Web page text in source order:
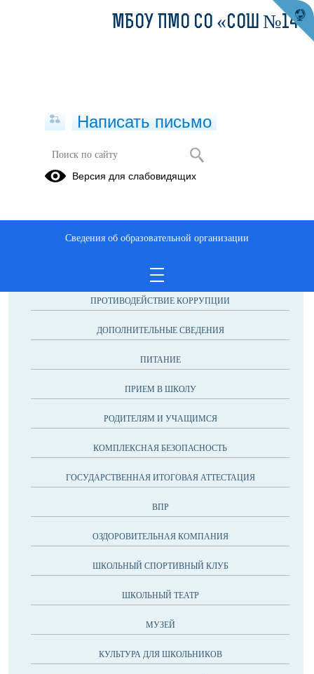
ЮНЫЕ ИНСПЕКТОРА ДВИЖЕНИЯ
ОБРАЩЕНИЯ ГРАЖДАН
ПРОТИВОДЕЙСТВИЕ КОРРУПЦИИ
ДОПОЛНИТЕЛЬНЫЕ СВЕДЕНИЯ
ПИТАНИЕ
ПРИЕМ В ШКОЛУ
РОДИТЕЛЯМ И УЧАЩИМСЯ
КОМПЛЕКСНАЯ БЕЗОПАСНОСТЬ
ГОСУДАРСТВЕННАЯ ИТОГОВАЯ АТТЕСТАЦИЯ
ВПР
ОЗДОРОВИТЕЛЬНАЯ КОМПАНИЯ
ШКОЛЬНЫЙ СПОРТИВНЫЙ КЛУБ
ШКОЛЬНЫЙ ТЕАТР
МУЗЕЙ
КУЛЬТУРА ДЛЯ ШКОЛЬНИКОВ
МБОУ ПМО СО «СОШ №14»
Написать письмо
Версия для слабовидящих
Сведения об образовательной организации